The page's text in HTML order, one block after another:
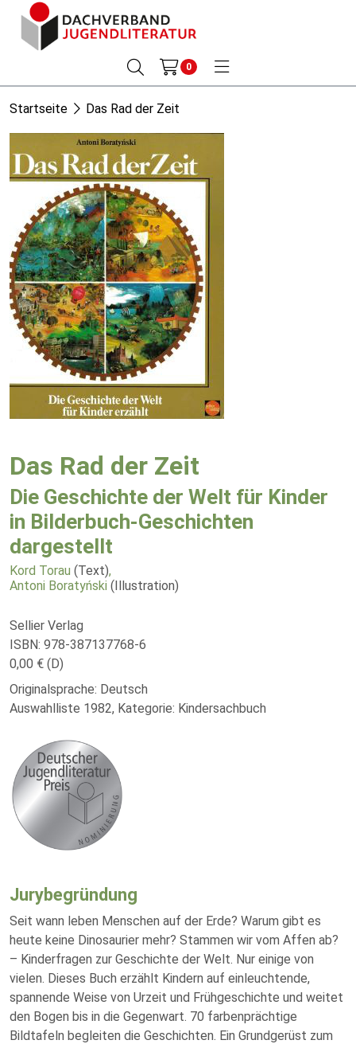
0
Startseite Das Rad der Zeit
Das Rad der Zeit
Die Geschichte der Welt für Kinder
in Bilderbuch-Geschichten
dargestellt
Kord Torau (Text),
Antoni Boratyński (Illustration)
Sellier Verlag
ISBN: 978-387137768-6
0,00 € (D)
Originalsprache: Deutsch
Auswahlliste 1982, Kategorie: Kindersachbuch
Jurybegründung
Seit wann leben Menschen auf der Erde? Warum gibt es
heute keine Dinosaurier mehr? Stammen wir vom Affen ab?
– Kinderfragen zur Geschichte der Welt. Nur einige von
vielen. Dieses Buch erzählt Kindern auf einleuchtende,
spannende Weise von Urzeit und Frühgeschichte und weitet
den Bogen bis in die Gegenwart. 70 farbenprächtige
Bildtafeln begleiten die Geschichten. Ein Grundgerüst zum